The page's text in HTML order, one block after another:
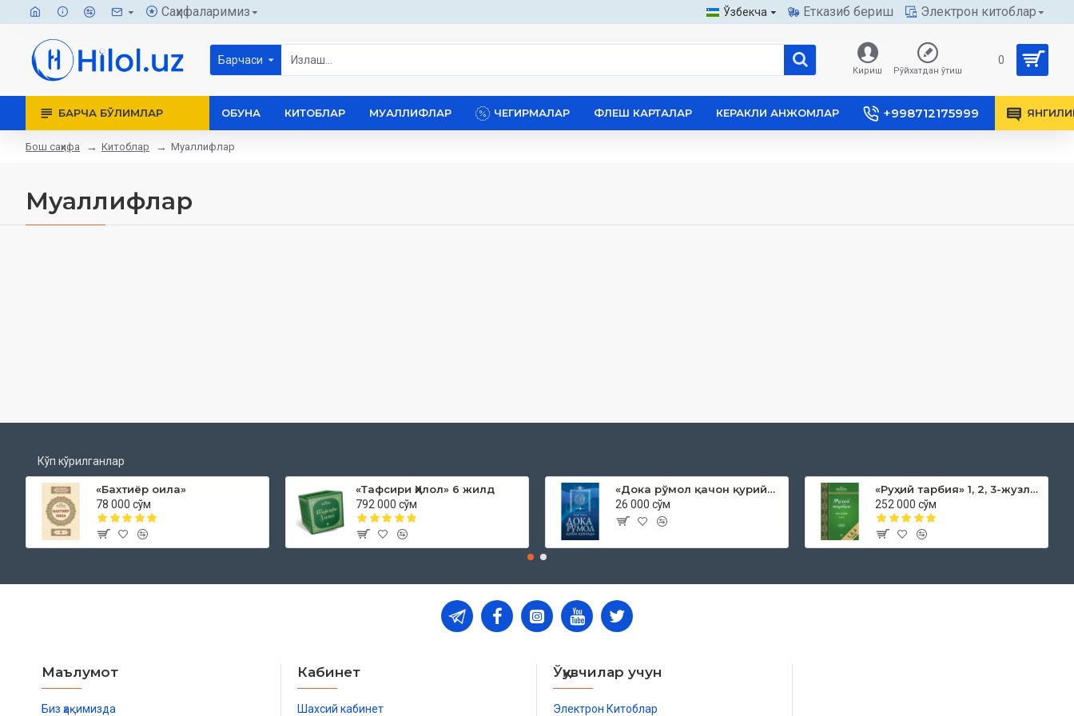
Саҳифаларимиз Ўзбекча Етказиб бериш Электрон китоблар
Барчаси
Кириш Рўйхатдан ўтиш
0
БАРЧА БЎЛИМЛАР ОБУНА КИТОБЛАР МУАЛЛИФЛАР ЧЕГИРМАЛАР ФЛЕШ КАРТАЛАР КЕРАКЛИ АНЖОМЛАР +998712175999
Бош саҳифа Китоблар Муаллифлар
Муаллифлар
Кўп кўрилганлар
«Бахтиёр оила»
78 000 сўм
«Тафсири Ҳилол» 6 жилд
792 000 сўм
«Дока рўмол қачон қурийди»
26 000 сўм
«Руҳий тарбия» 1, 2, 3-жузлар
252 000 сўм
Маълумот
Биз ҳақимизда
Кабинет
Шахсий кабинет
Ўқувчилар учун
Электрон Китоблар